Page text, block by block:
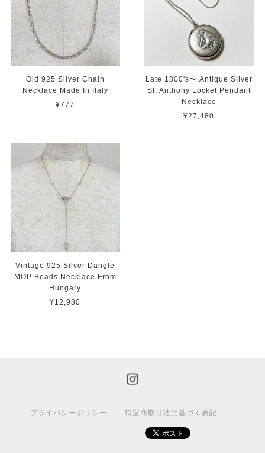
Old 925 Silver Chain
Necklace Made In Italy
¥777
Late 1800's〜 Antique Silver
St. Anthony Locket Pendant
Necklace
¥27,480
Vintage 925 Silver Dangle
MOP Beads Necklace From
Hungary
¥12,980
プライバシーポリシー 特定商取引法に基づく表記